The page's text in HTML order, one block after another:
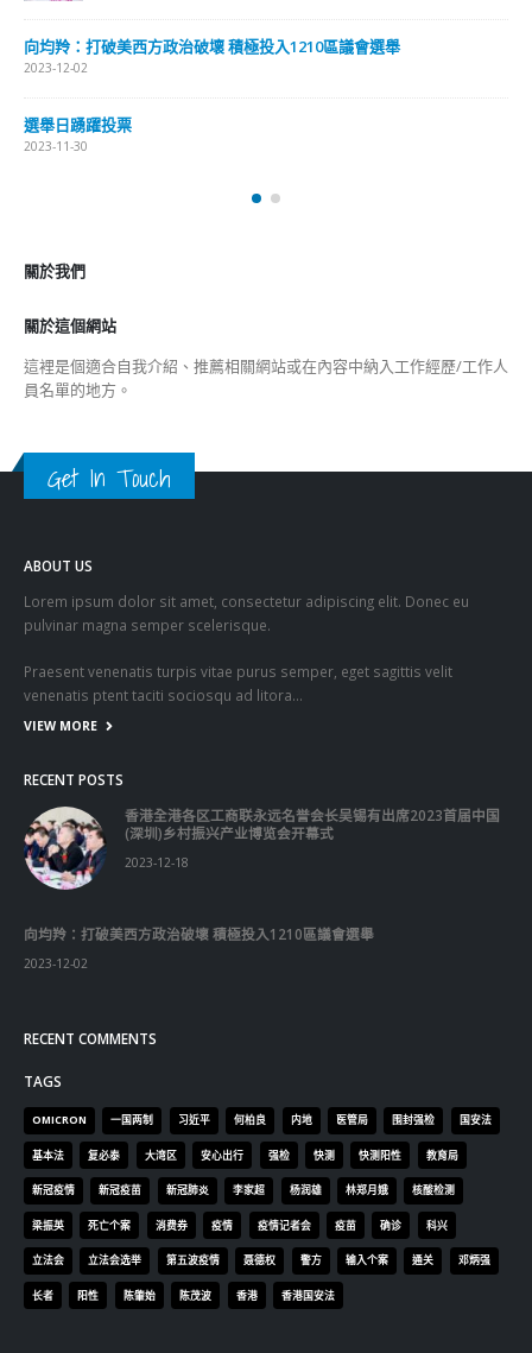
向均羚：打破美西方政治破壞 積極投入1210區議會選舉
2023-12-02
選舉日踴躍投票
2023-11-30
關於我們
關於這個網站
這裡是個適合自我介紹、推薦相關網站或在內容中納入工作經歷/工作人
員名單的地方。
Get In Touch
ABOUT US
Lorem ipsum dolor sit amet, consectetur adipiscing elit. Donec eu
pulvinar magna semper scelerisque.
Praesent venenatis turpis vitae purus semper, eget sagittis velit
venenatis ptent taciti sociosqu ad litora…
VIEW MORE
RECENT POSTS
香港全港各区工商联永远名誉会长吴锡有出席2023首届中国
(深圳)乡村振兴产业博览会开幕式
2023-12-18
向均羚：打破美西方政治破壞 積極投入1210區議會選舉
2023-12-02
RECENT COMMENTS
TAGS
OMICRON 一国两制 习近平 何柏良 内地 医管局 围封强检 国安法
基本法 复必泰 大湾区 安心出行 强检 快测 快测阳性 教育局
新冠疫情 新冠疫苗 新冠肺炎 李家超 杨润雄 林郑月娥 核酸检测
梁振英 死亡个案 消费券 疫情 疫情记者会 疫苗 确诊 科兴
立法会 立法会选举 第五波疫情 聂德权 警方 输入个案 通关 邓炳强
长者 阳性 陈肇始 陈茂波 香港 香港国安法